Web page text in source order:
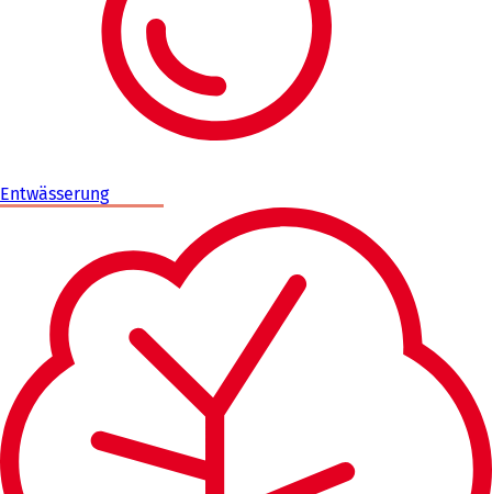
Entwässerung